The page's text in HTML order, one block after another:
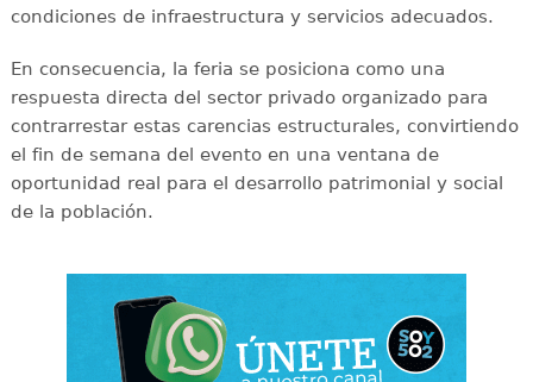
condiciones de infraestructura y servicios adecuados.
En consecuencia, la feria se posiciona como una
respuesta directa del sector privado organizado para
contrarrestar estas carencias estructurales, convirtiendo
el fin de semana del evento en una ventana de
oportunidad real para el desarrollo patrimonial y social
de la población.